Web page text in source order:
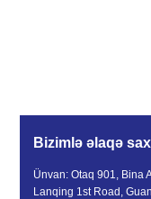
Bizimlə əlaqə
Ünvan: Otaq 901, Bina
Lanqing 1st Road,